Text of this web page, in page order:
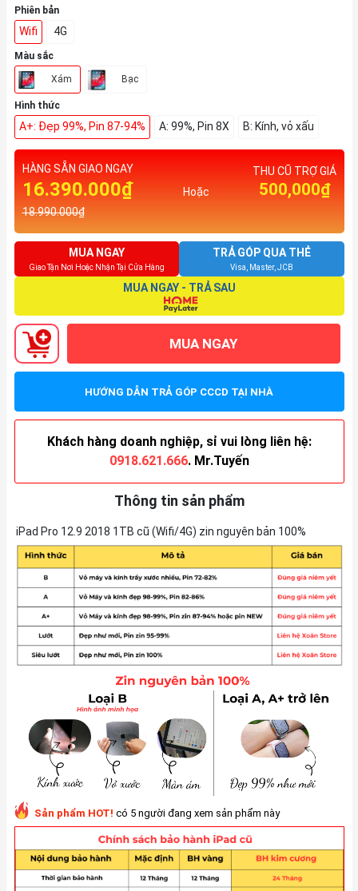
Phiên bản
Wifi 4G
Màu sắc
Xám Bạc
Hình thức
A+: Đẹp 99%, Pin 87-94% A: 99%, Pin 8X B: Kính, vỏ xấu
HÀNG SẴN GIAO NGAY
16.390.000₫
18.990.000₫
Hoặc
THU CŨ TRỢ GIÁ
500,000₫
MUA NGAY
Giao Tận Nơi Hoặc Nhận Tại Cửa Hàng
TRẢ GÓP QUA THẺ
Visa, Master, JCB
MUA NGAY - TRẢ SAU
MUA NGAY
HƯỚNG DẪN TRẢ GÓP CCCD TẠI NHÀ
Khách hàng doanh nghiệp, sỉ vui lòng liên hệ:
0918.621.666. Mr.Tuyến
Thông tin sản phẩm
iPad Pro 12.9 2018 1TB cũ (Wifi/4G) zin nguyên bản 100%
Sản phẩm HOT! có 5 người đang xem sản phẩm này